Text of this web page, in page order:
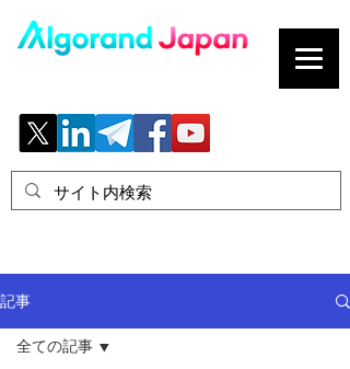
記事
全ての記事